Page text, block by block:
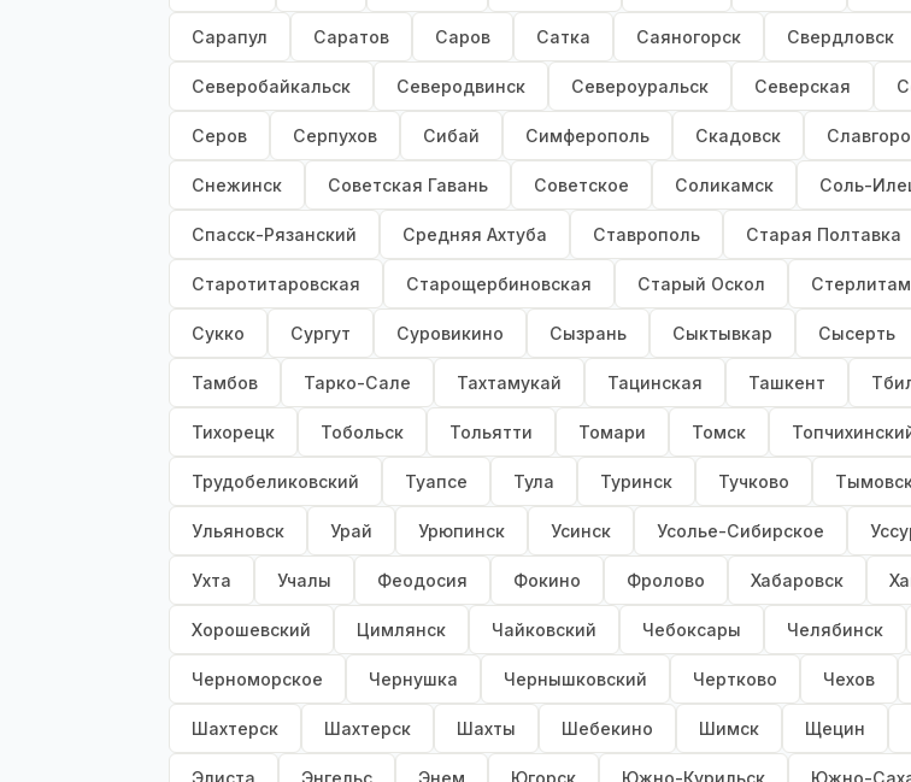
Сарапул Саратов Саров Сатка Саяногорск Свердловск
Северобайкальск Северодвинск Североуральск Северская
Серов Серпухов Сибай Симферополь Скадовск
Снежинск Советская Гавань Советское Соликамск Соль-
Спасск-Рязанский Средняя Ахтуба Ставрополь Старая Полтавка
Старотитаровская Старощербиновская Старый Оскол
Сукко Сургут Суровикино Сызрань Сыктывкар Сысерть
Тамбов Тарко-Сале Тахтамукай Тацинская Ташкент
Тихорецк Тобольск Тольятти Томари Томск
Трудобеликовский Туапсе Тула Туринск Тучково
Ульяновск Урай Урюпинск Усинск Усолье-Сибирское
Ухта Учалы Феодосия Фокино Фролово Хабаровск
Хорошевский Цимлянск Чайковский Чебоксары Челябинск
Черноморское Чернушка Чернышковский Чертково Чехов
Шахтерск Шахтерск Шахты Шебекино Шимск Щецин